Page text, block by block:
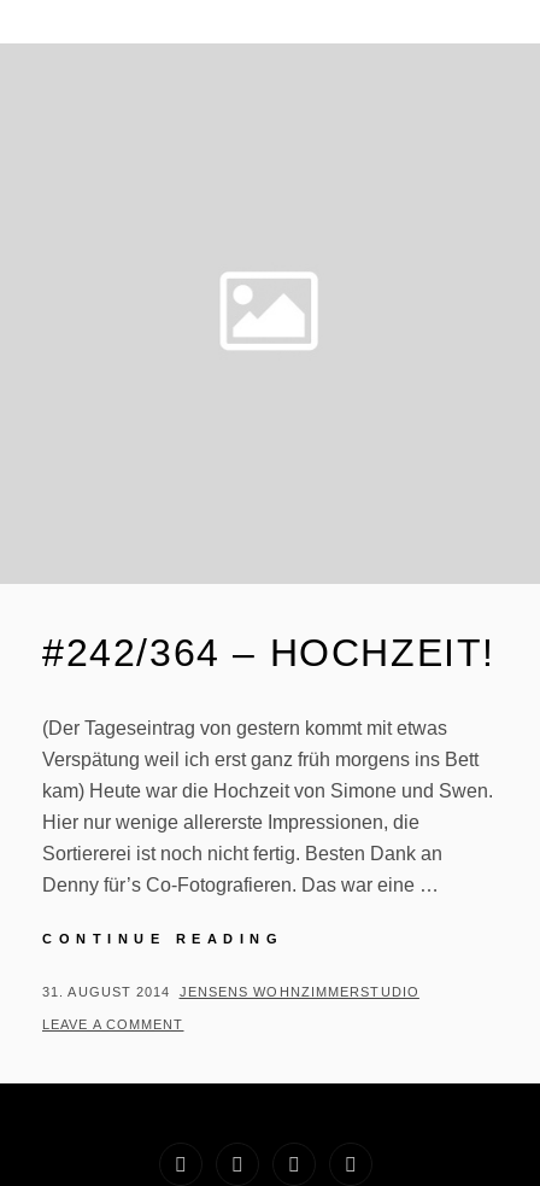
#242/364 – HOCHZEIT!
(Der Tageseintrag von gestern kommt mit etwas
Verspätung weil ich erst ganz früh morgens ins Bett
kam) Heute war die Hochzeit von Simone und Swen.
Hier nur wenige allererste Impressionen, die
Sortiererei ist noch nicht fertig. Besten Dank an
Denny für’s Co-Fotografieren. Das war eine …
CONTINUE READING
HOCHZEIT!
POSTED
ON
31. AUGUST 2014 BY
JENSENS WOHNZIMMERSTUDIO
LEAVE A COMMENT